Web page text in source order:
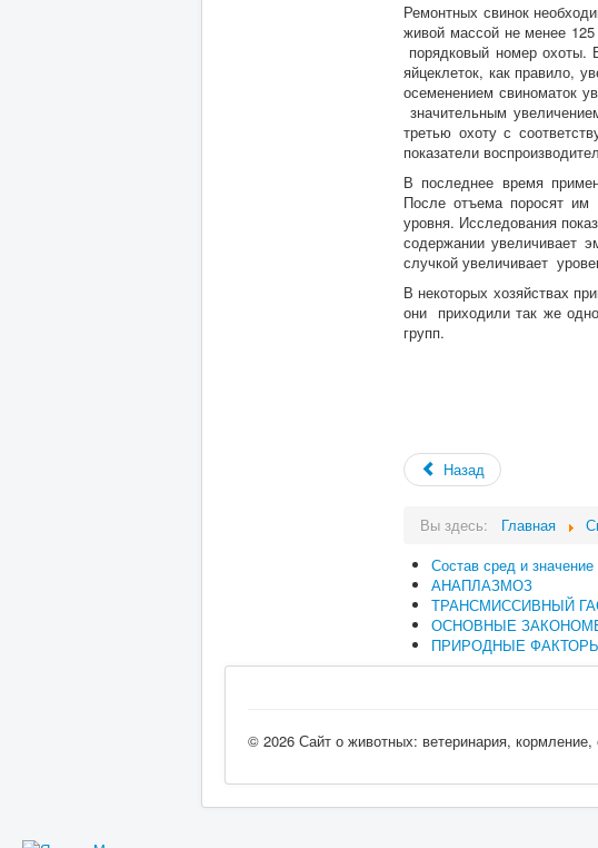
Ремонтных свинок
живой массой не менее
порядковый номер
яйцеклеток, как правило,
осеменением свиноматок
значительным
третью охоту с
показатели
В последнее время
После отъема поросят
уровня. Исследования
содержании увеличивает
случкой увеличивает
В некоторых хозяйствах
они приходили так же
групп.
Назад
Вы здесь: Главная
Состав сред и
АНАПЛАЗМОЗ
ТРАНСМИССИВНЫЙ
ОСНОВНЫЕ
ПРИРОДНЫЕ
© 2026 Сайт о животных: ветеринария,